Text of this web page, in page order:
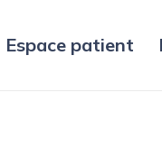
Espace patient